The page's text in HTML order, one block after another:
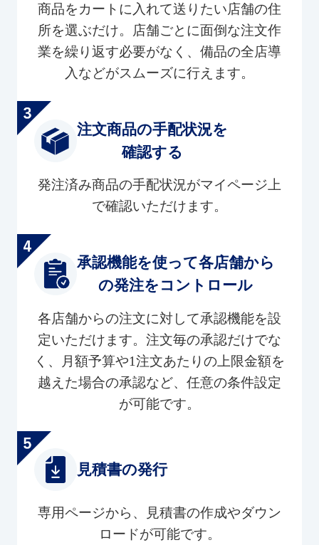
商品をカートに入れて送りたい店舗の住
所を選ぶだけ。店舗ごとに面倒な注文作
業を繰り返す必要がなく、備品の全店導
入などがスムーズに行えます。
注文商品の手配状況を
確認する
発注済み商品の手配状況がマイページ上
で確認いただけます。
承認機能を使って各店舗から
の発注をコントロール
各店舗からの注文に対して承認機能を設
定いただけます。注文毎の承認だけでな
く、月額予算や1注文あたりの上限金額を
越えた場合の承認など、任意の条件設定
が可能です。
見積書の発行
専用ページから、見積書の作成やダウン
ロードが可能です。